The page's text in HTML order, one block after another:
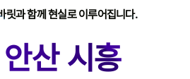
릿과 함께 현실로 이루어집니다.
산 시흥